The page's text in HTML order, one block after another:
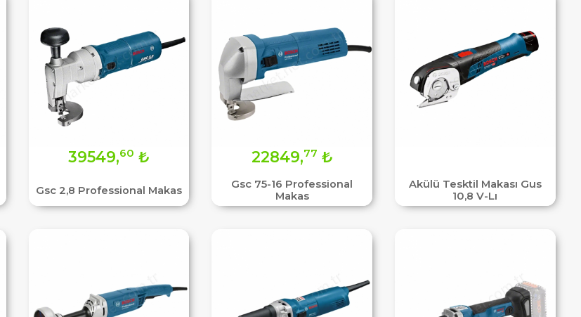
Gsc 2,8 Professional Makas
39549,60 ₺
Gsc 75-16 Professional
Makas
22849,77 ₺
Akülü Tesktil Makası Gus
10,8 V-Lı